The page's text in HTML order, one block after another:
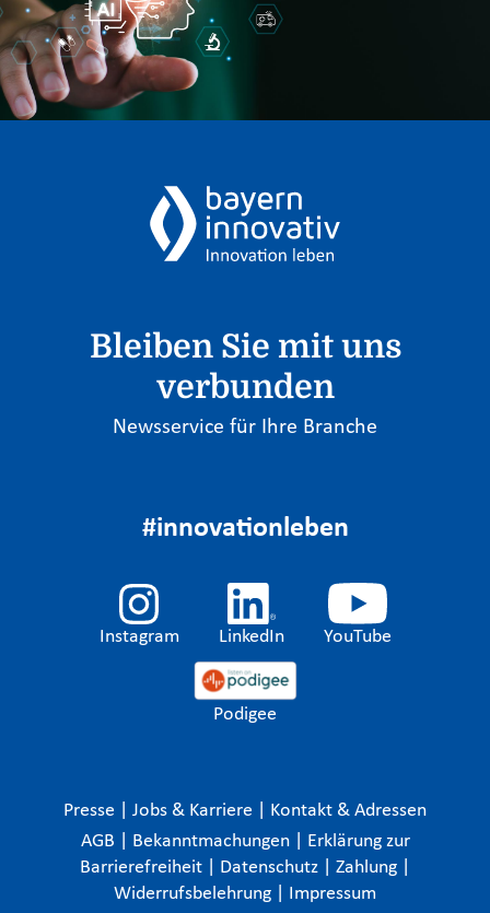
Bleiben Sie mit uns
verbunden
Newsservice für Ihre Branche
#innovationleben
Instagram LinkedIn YouTube
Podigee
Presse Jobs & Karriere
Kontakt & Adressen
AGB
Bekanntmachungen
Erklärung zur
Barrierefreiheit
Datenschutz Zahlung
Widerrufsbelehrung
Impressum